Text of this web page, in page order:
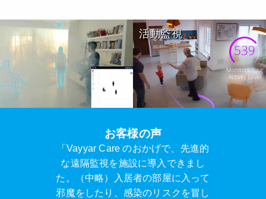
活動監視
お客様の声
「Vayyar Care のおかげで、先進的
な遠隔監視を施設に導入できまし
た。（中略）入居者の部屋に入って
邪魔をしたり、感染のリスクを冒し